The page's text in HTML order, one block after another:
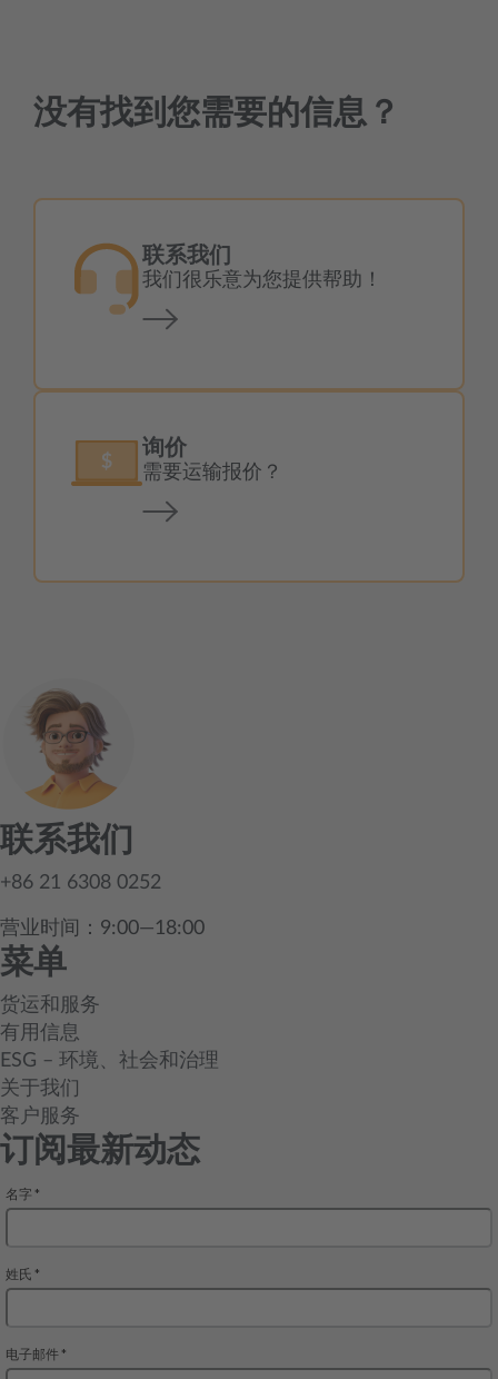
没有找到您需要的信息？
联系我们
我们很乐意为您提供帮助！
询价
需要运输报价？
联系我们
+86 21 6308 0252
营业时间：9:00—18:00
菜单
货运和服务
有用信息
ESG – 环境、社会和治理
关于我们
客户服务
订阅最新动态